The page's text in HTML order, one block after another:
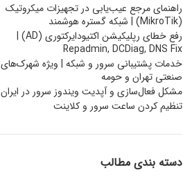
راهنمای مرجع عیب‌یابی در تجهیزات میکروتیک
(MikroTik) | شبکه گستره هوشمند
رفع خطای رپلیکیشن اکتیودایرکتوری (AD) |
Repadmin, DCDiag, DNS Fix
خدمات پشتیبانی سرور و شبکه | ویژه شهرک‌های
صنعتی تهران و حومه
مشکل فعال‌سازی و آپدیت ویندوز سرور در ایران
تنظیم کردن ساعت سرور و کلاینت
دسته بندی مطالب